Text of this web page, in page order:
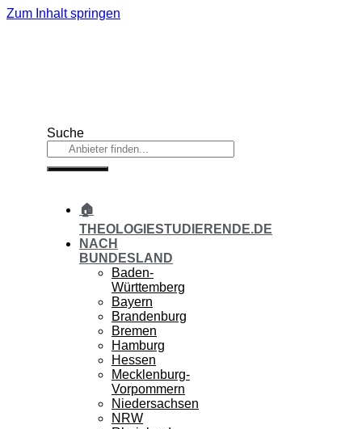
Zum Inhalt springen
Suche
🏠
THEOLOGIESTUDIERENDE.DE
NACH
BUNDESLAND
Baden-
Württemberg
Bayern
Brandenburg
Bremen
Hamburg
Hessen
Mecklenburg-
Vorpommern
Niedersachsen
NRW